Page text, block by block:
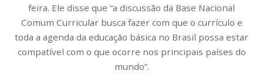
feira. Ele disse que “a discussão da Base Nacional
Comum Curricular busca fazer com que o currículo e
toda a agenda da educação básica no Brasil possa estar
compatível com o que ocorre nos principais países do
mundo”.